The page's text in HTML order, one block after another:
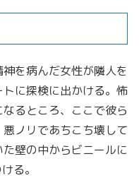
を病んだ女性が隣人を
に探検に出かける。怖
るところ、ここで彼ら
ノリであちこち壊して
壁の中からビニールに
る。